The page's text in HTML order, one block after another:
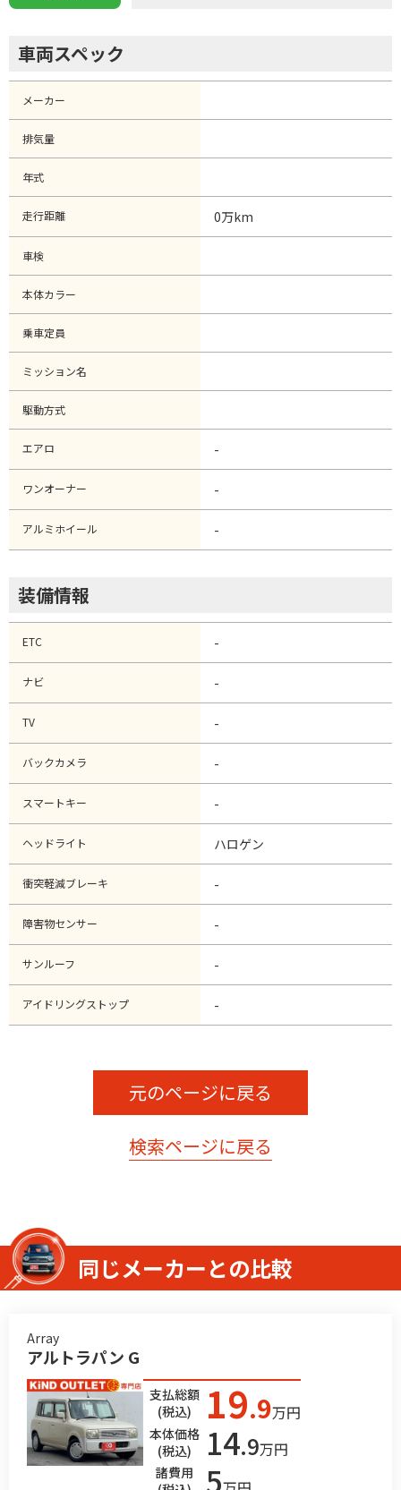
車両スペック
メーカー
排気量
年式
走行距離 0万km
車検
本体カラー
乗車定員
ミッション名
駆動方式
エアロ -
ワンオーナー -
アルミホイール -
装備情報
ETC -
ナビ -
TV -
バックカメラ -
スマートキー -
ヘッドライト ハロゲン
衝突軽減ブレーキ -
障害物センサー -
サンルーフ -
アイドリングストップ -
元のページに戻る
検索ページに戻る
同じメーカーとの比較
Array
アルトラパン G
支払総額
(税込)
19.9万円
本体価格
(税込)
14.9万円
諸費用
5